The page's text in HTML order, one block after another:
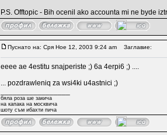
P.S. Offtopic - Bih ocenil ako accounta mi ne byde
Пуснато на: Сря Ное 12, 2003 9:24 am Заглавие:
eeee ae 4estitu snajperiste ;) 6a 4erpi6 ;) ....
... pozdrawleniq za wsi4ki u4astnici ;)
бяла роза ше закича
на капака на москвича
шоту съм ибахти пича